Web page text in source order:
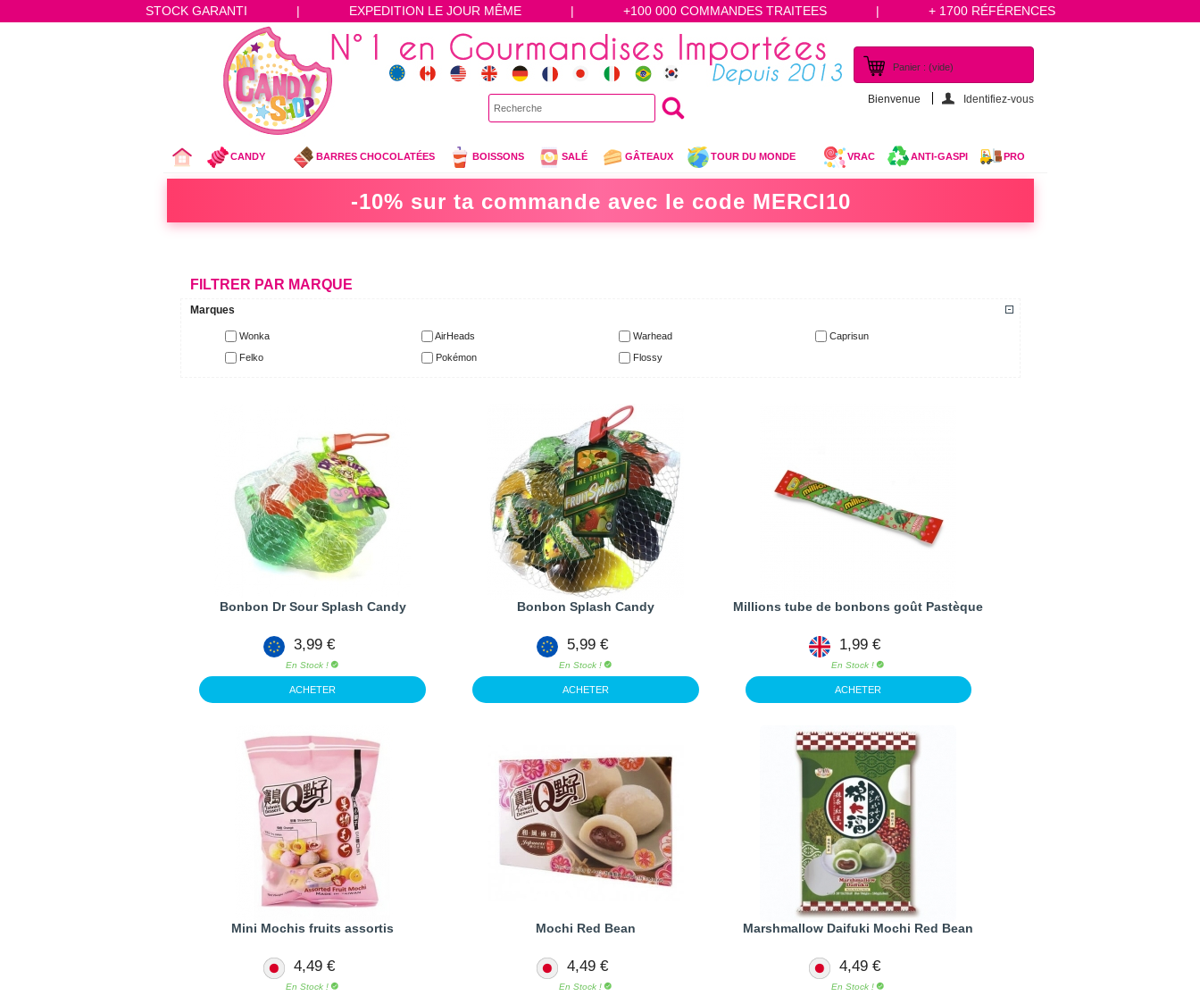
STOCK GARANTI | EXPEDITION LE JOUR MÊME | +100 000 COMMANDES TRAITEES | + 1700 RÉFÉRENCES
Panier : (vide)
Bienvenue Identifiez-vous
CANDY BARRES CHOCOLATÉES BOISSONS SALÉ GÂTEAUX TOUR DU MONDE VRAC ANTI-GASPI PRO
-10% sur ta commande avec le code MERCI10
FILTRER PAR MARQUE
Marques
Wonka AirHeads Warhead
Caprisun
Felko
Pokémon Flossy
Bonbon Dr Sour Splash Candy
3,99 €
En Stock !
ACHETER
Bonbon Splash Candy
5,99 €
En Stock !
ACHETER
Millions tube de bonbons goût Pastèque
1,99 €
En Stock !
ACHETER
Mini Mochis fruits assortis
4,49 €
En Stock !
Mochi Red Bean
4,49 €
En Stock !
Marshmallow Daifuki Mochi Red Bean
4,49 €
En Stock !